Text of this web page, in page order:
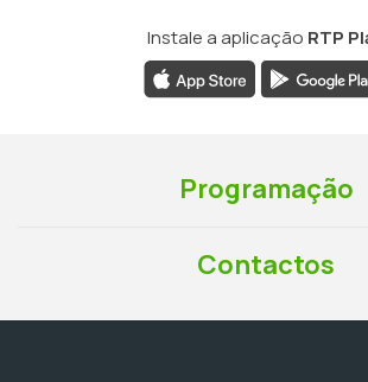
Instale a aplicação RTP
Programação
Contactos